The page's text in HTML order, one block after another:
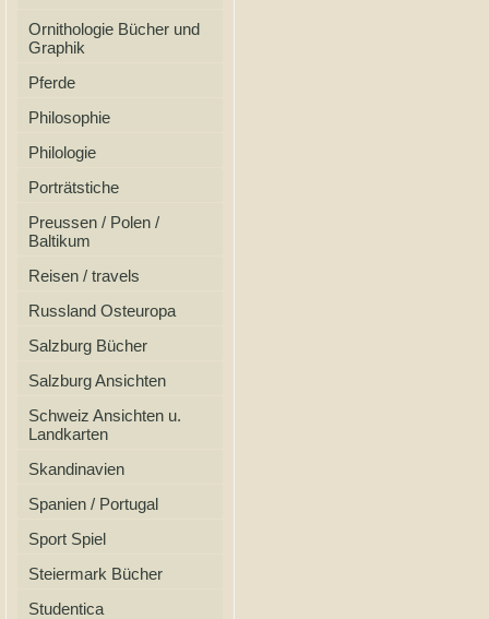
Ornithologie Bücher und
Graphik
Pferde
Philosophie
Philologie
Porträtstiche
Preussen / Polen /
Baltikum
Reisen / travels
Russland Osteuropa
Salzburg Bücher
Salzburg Ansichten
Schweiz Ansichten u.
Landkarten
Skandinavien
Spanien / Portugal
Sport Spiel
Steiermark Bücher
Studentica